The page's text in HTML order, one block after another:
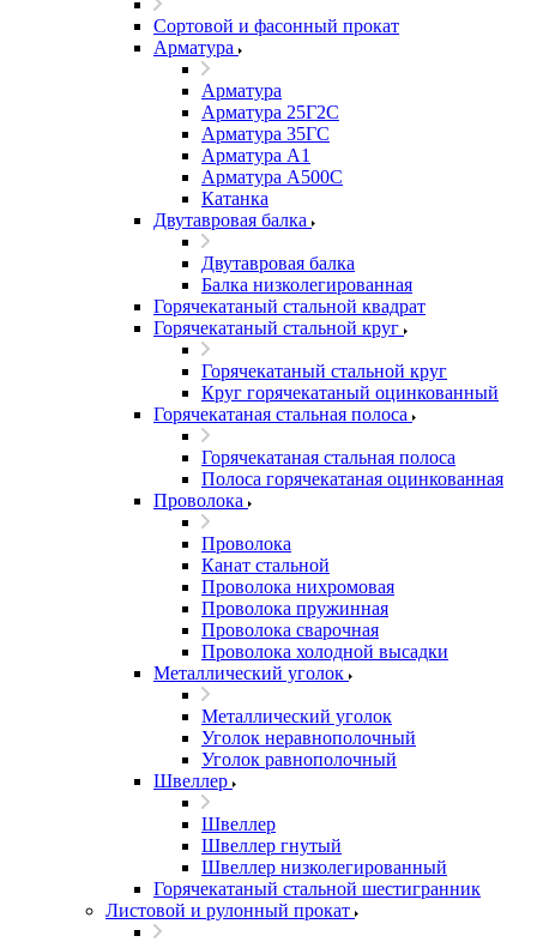
Сортовой и фасонный прокат
Арматура
Арматура
Арматура 25Г2С
Арматура 35ГС
Арматура А1
Арматура А500С
Катанка
Двутавровая балка
Двутавровая балка
Балка низколегированная
Горячекатаный стальной квадрат
Горячекатаный стальной круг
Горячекатаный стальной круг
Круг горячекатаный оцинкованный
Горячекатаная стальная полоса
Горячекатаная стальная полоса
Полоса горячекатаная оцинкованная
Проволока
Проволока
Канат стальной
Проволока нихромовая
Проволока пружинная
Проволока сварочная
Проволока холодной высадки
Металлический уголок
Металлический уголок
Уголок неравнополочный
Уголок равнополочный
Швеллер
Швеллер
Швеллер гнутый
Швеллер низколегированный
Горячекатаный стальной шестигранник
Листовой и рулонный прокат